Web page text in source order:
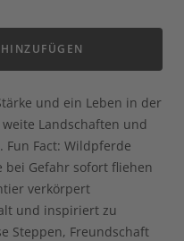
und ein Leben in der
Landschaften und
Fun Fact: Wildpferde
bei Gefahr sofort fliehen
verkörpert
und inspiriert zu
Steppen, Freundschaft